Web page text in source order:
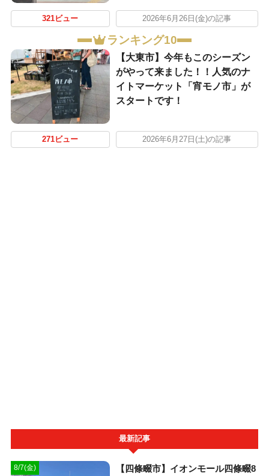
321ビュー 2026年6月26日(金)の記事
ランキング10
【大東市】今年もこのシーズン
がやって来ました！！人気のナ
イトマーケット「宵モノ市」が
スタートです！
271ビュー 2026年6月27日(土)の記事
最新記事
8/7(金)
【四條畷市】イオンモール四條畷8